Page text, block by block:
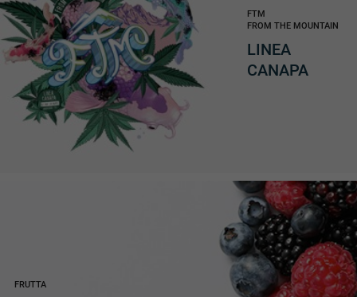
FTM
FROM THE MOUNTAIN
LINEA
CANAPA
FRUTTA